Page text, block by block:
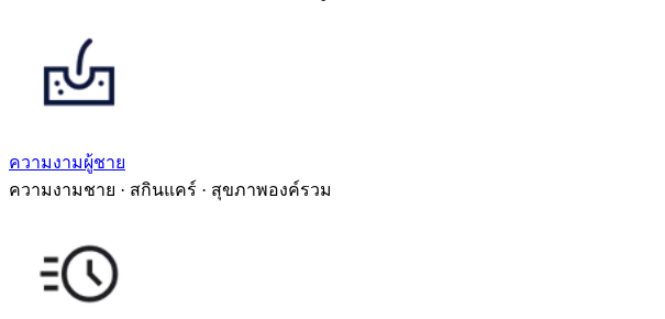
ความงามผู้ชาย
ความงามชาย · สกินแคร์ · สุขภาพองค์รวม